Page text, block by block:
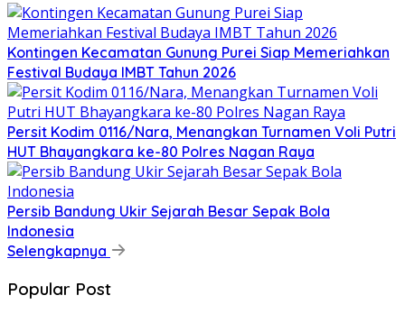
Kontingen Kecamatan Gunung Purei Siap Memeriahkan
Festival Budaya IMBT Tahun 2026
Persit Kodim 0116/Nara, Menangkan Turnamen Voli Putri
HUT Bhayangkara ke-80 Polres Nagan Raya
Persib Bandung Ukir Sejarah Besar Sepak Bola
Indonesia
Selengkapnya
Popular Post